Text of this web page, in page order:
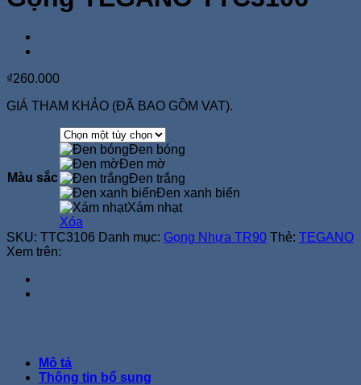
₫260.000
GIÁ THAM KHẢO (ĐÃ BAO GỒM VAT).
Màu sắc
Đen bóng
Đen mờ
Đen trắng
Đen xanh biển
Xám nhạt
Xóa
SKU: TTC3106 Danh mục: Gọng Nhựa TR90 Thẻ: TEGANO
Xem trên:
Mô tả
Thông tin bổ sung